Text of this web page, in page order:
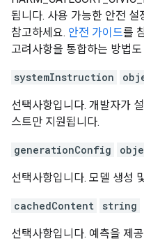
됩니다. 사용 가능한 안전 설
참고하세요. 안전 가이드를
고려사항을 통합하는 방법
systemInstruction
선택사항입니다. 개발자가
스트만 지원됩니다.
generationConfig
선택사항입니다. 모델 생성
cachedContent string
선택사항입니다. 예측을 제